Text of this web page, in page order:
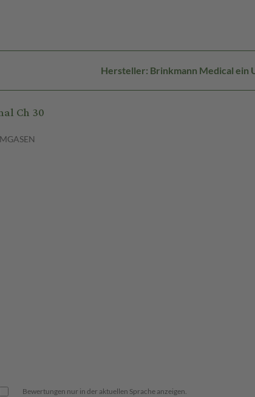
Hersteller: Brinkmann Medical ein
Ch 30
Bewertungen nur in der aktuellen Sprache anzeigen.